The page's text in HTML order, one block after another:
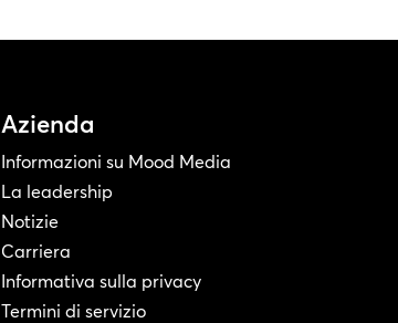
Azienda
Informazioni su Mood Media
La leadership
Notizie
Carriera
Informativa sulla privacy
Termini di servizio